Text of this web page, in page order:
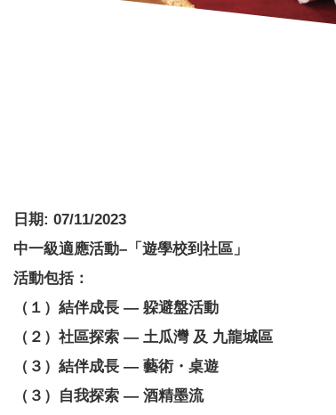
日期: 07/11/2023
中一級適應活動–「遊學校到社區」
活動包括：
（１）結伴成長 — 躱避盤活動
（２）社區探索 — 土瓜灣 及 九龍城區
（３）結伴成長 — 藝術・桌遊
（３）自我探索 — 酒精墨流